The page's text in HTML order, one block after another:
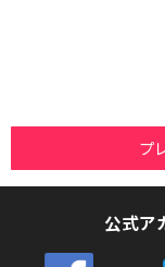
プ
公式ア